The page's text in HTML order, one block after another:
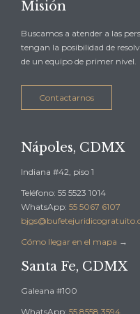
Misión
Buscamos a atender a las
tengan la posibilidad de
de un equipo de primer nivel.
Contactarnos
Nápoles, CDMX
Indiana #42, piso 1
Teléfono: 55 5523 1014
WhatsApp: 55 5067 6107
Cómo llegar en el mapa →
Santa Fe, CDMX
Galeana #100
WhatsApp: 55 8558 3594